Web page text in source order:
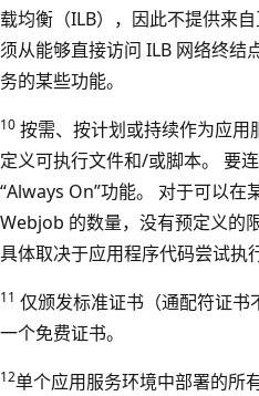
载均衡（ILB），因此不提供来
须从能够直接访问 ILB 网络终结
务的某些功能。
10 按需、按计划或持续作为应用
定义可执行文件和/或脚本。 要
“Always On”功能。 对于可以在
Webjob 的数量，没有预定义的
具体取决于应用程序代码尝试执
11 仅颁发标准证书（通配符证书
一个免费证书。
12单个应用服务环境中部署的所